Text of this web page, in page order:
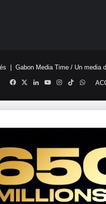
| Gabon Media Time / Un media
Facebook
X LinkedinYouTubeInstagram
TikTok